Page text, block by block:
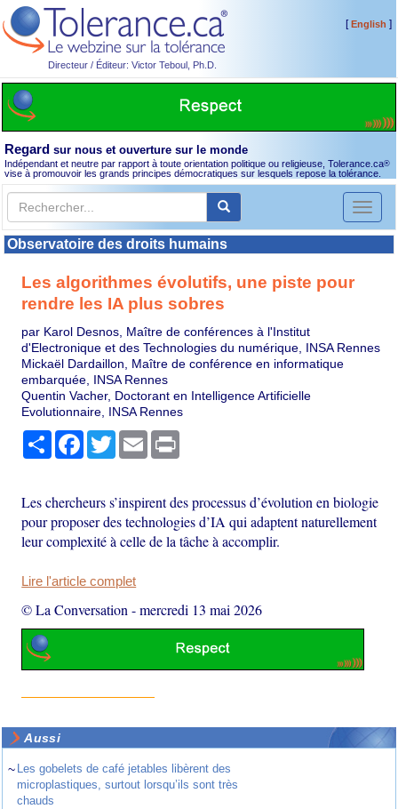
Directeur / Éditeur: Victor Teboul, Ph.D.
[English ]
Regard sur nous et ouverture sur le monde
Indépendant et neutre par rapport à toute orientation politique ou religieuse, Tolerance.ca®
vise à promouvoir les grands principes démocratiques sur lesquels repose la tolérance.
Toggle
Observatoire des droits humains
Les algorithmes évolutifs, une piste pour
rendre les IA plus sobres
par Karol Desnos, Maître de conférences à l'Institut
d'Electronique et des Technologies du numérique, INSA Rennes
Mickaël Dardaillon, Maître de conférence en informatique
embarquée, INSA Rennes
Quentin Vacher, Doctorant en Intelligence Artificielle
Evolutionnaire, INSA Rennes
PartagerFacebook
TwitterEmail
Les chercheurs s’inspirent des processus d’évolution en biologie
pour proposer des technologies d’IA qui adaptent naturellement
leur complexité à celle de la tâche à accomplir.
Lire l'article complet
© La Conversation -mercredi 13 mai 2026
Aussi
~ Les gobelets de café jetables libèrent des
microplastiques, surtout lorsqu’ils sont très
chauds